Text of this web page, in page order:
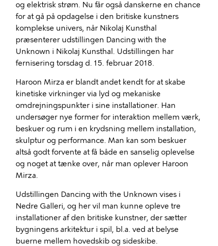
og elektrisk strøm. Nu får også danskerne en chance
for at gå på opdagelse i den britiske kunstners
komplekse univers, når Nikolaj Kunsthal
præsenterer udstillingen Dancing with the
Unknown i Nikolaj Kunsthal. Udstillingen har
fernisering torsdag d. 15. februar 2018.
Haroon Mirza er blandt andet kendt for at skabe
kinetiske virkninger via lyd og mekaniske
omdrejningspunkter i sine installationer. Han
undersøger nye former for interaktion mellem værk,
beskuer og rum i en krydsning mellem installation,
skulptur og performance. Man kan som beskuer
altså godt forvente at få både en sanselig oplevelse
og noget at tænke over, når man oplever Haroon
Mirza.
Udstillingen Dancing with the Unknown vises i
Nedre Galleri, og her vil man kunne opleve tre
installationer af den britiske kunstner, der sætter
bygningens arkitektur i spil, bl.a. ved at belyse
buerne mellem hovedskib og sideskibe.